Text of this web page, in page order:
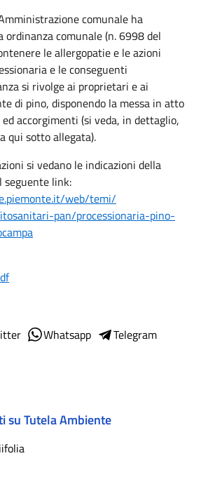
comunale ha
ordinanza comunale (n. 6998 del
le allergopatie e le azioni
e le conseguenti
si rivolge ai proprietari e ai
di pino, disponendo la messa in atto
accorgimenti (si veda, in dettaglio,
qui sotto allegata).
si vedano le indicazioni della
seguente link:
piemonte.it/web/temi/
pan/processionaria-pino-
Whatsapp
Telegram
su Tutela Ambiente